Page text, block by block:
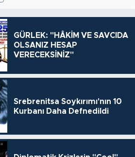
GÜRLEK: "HÂKİM VE SAVCIDA
OLSANIZ HESAP
VERECEKSİNİZ"
Srebrenitsa Soykırımı'nın 10
Kurbanı Daha Defnedildi